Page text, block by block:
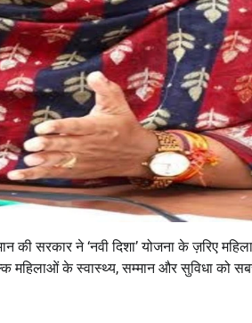
सरकार ने ‘नवी दिशा’ योजना के ज़रिए
महिलाओं के स्वास्थ्य, सम्मान और सुविधा को